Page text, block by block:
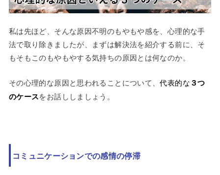
私は先ほど、そんな原因不明のもやもや感を、心理的な手
法で取り除きましたが、まずは解決法を紹介する前に、そ
もそもこのもやもやする気持ちの原因とは何なのか。
その心理的な原因と思われることについて、代表的な３つ
のケースをお話ししましょう。
コミュニケーションでの感情の停滞